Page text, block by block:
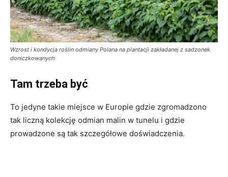
Wzrost i kondycja roślin odmiany Polana na plantacji zakładanej z sadzonek
doniczkowanych
Tam trzeba być
To jedyne takie miejsce w Europie gdzie zgromadzono
tak liczną kolekcję odmian malin w tunelu i gdzie
prowadzone są tak szczegółowe doświadczenia.